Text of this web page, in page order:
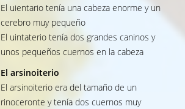
El uientario tenía una cabeza enorme y un
cerebro muy pequeño
El uintaterio tenía dos grandes caninos y
unos pequeños cuernos en la cabeza
El arsinoiterio
El arsinoiterio era del tamaño de un
rinoceronte y tenía dos cuernos muy